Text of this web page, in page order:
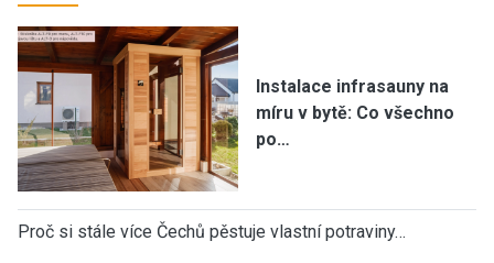
Instalace infrasauny na
míru v bytě: Co všechno
po…
Proč si stále více Čechů pěstuje vlastní potraviny…